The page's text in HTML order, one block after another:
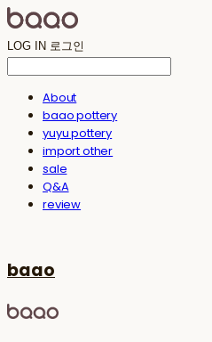
LOG IN 로그인
About
baao pottery
yuyu pottery
import other
sale
Q&A
review
baao